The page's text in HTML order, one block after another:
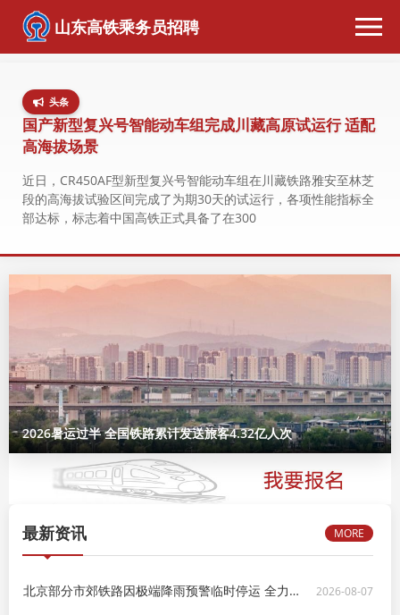
山东高铁乘务员招聘
头条
国产新型复兴号智能动车组完成川藏高原试运行 适配
高海拔场景
近日，CR450AF型新型复兴号智能动车组在川藏铁路雅安至林芝
段的高海拔试验区间完成了为期30天的试运行，各项性能指标全
部达标，标志着中国高铁正式具备了在300
2026暑运过半 全国铁路累计发送旅客4.32亿人次
最新资讯 MORE
北京部分市郊铁路因极端降雨预警临时停运 全力筑牢汛期安全防线 2026-08-07